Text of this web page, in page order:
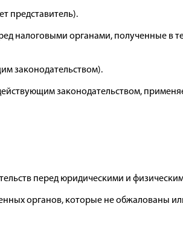
представитель).
налоговыми органами, полученные в
законодательством).
законодательством,
перед юридическими и
органов, которые не обжалованы